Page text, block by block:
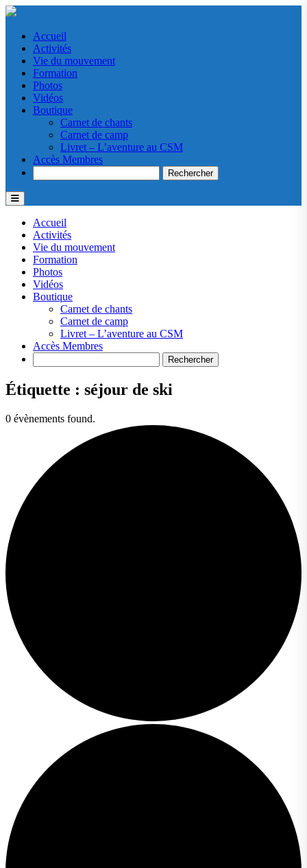
Accueil
Activités
Vie du mouvement
Formation
Photos
Vidéos
Boutique
Carnet de chants
Carnet de camp
Livret – L’aventure au CSM
Accès Membres
Accueil
Activités
Vie du mouvement
Formation
Photos
Vidéos
Boutique
Carnet de chants
Carnet de camp
Livret – L’aventure au CSM
Accès Membres
Étiquette : séjour de ski
0 évènements found.